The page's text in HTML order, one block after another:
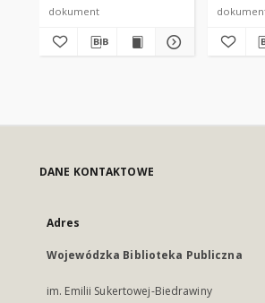
dokument
DANE KONTAKTOWE
Adres
Wojewódzka Biblioteka Publiczna
im. Emilii Sukertowej-Biedrawiny